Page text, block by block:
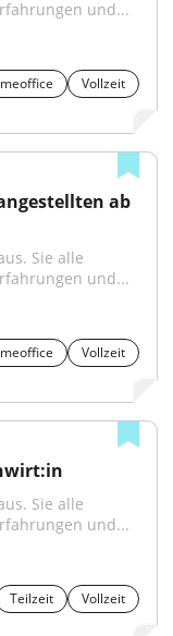
und...
Vollzeit
ab
Sie alle
und...
Vollzeit
Sie alle
und...
Teilzeit
Vollzeit